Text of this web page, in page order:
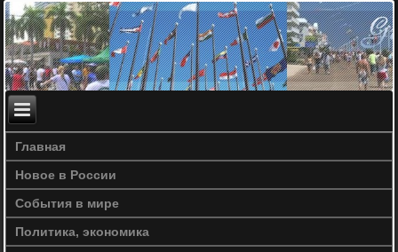
Главная
Новое в России
События в мире
Политика, экономика